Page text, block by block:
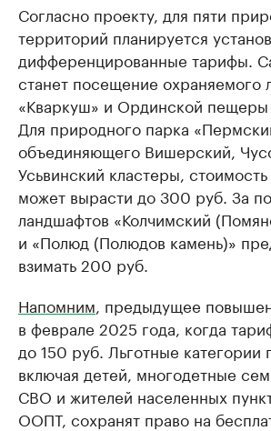
Согласно проекту, для пяти
территорий планируется
дифференцированные тарифы.
станет посещение охраняемого
«Кваркуш» и Ординской
Для природного парка
объединяющего Вишерский,
Усьвинский кластеры,
может вырасти до 300 руб. За
ландшафтов «Колчимский
и «Полюд (Полюдов камень)»
взимать 200 руб.
Напомним , предыдущее
в феврале 2025 года, когда
до 150 руб. Льготные категории
включая детей, многодетные
СВО и жителей населенных
ООПТ, сохранят право на